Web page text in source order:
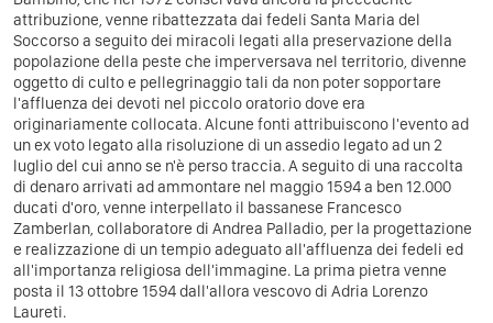
attribuzione, venne ribattezzata dai fedeli Santa Maria del
Soccorso a seguito dei miracoli legati alla preservazione della
popolazione della peste che imperversava nel territorio, divenne
oggetto di culto e pellegrinaggio tali da non poter sopportare
l'affluenza dei devoti nel piccolo oratorio dove era
originariamente collocata. Alcune fonti attribuiscono l'evento ad
un ex voto legato alla risoluzione di un assedio legato ad un 2
luglio del cui anno se n'è perso traccia. A seguito di una raccolta
di denaro arrivati ad ammontare nel maggio 1594 a ben 12.000
ducati d'oro, venne interpellato il bassanese Francesco
Zamberlan, collaboratore di Andrea Palladio, per la progettazione
e realizzazione di un tempio adeguato all'affluenza dei fedeli ed
all'importanza religiosa dell'immagine. La prima pietra venne
posta il 13 ottobre 1594 dall'allora vescovo di Adria Lorenzo
Laureti.